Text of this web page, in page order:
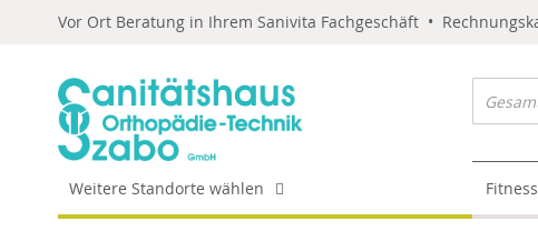
Vor Ort Beratung in Ihrem Sanivita Fachgeschäft •
Weitere Standorte wählen Fitness